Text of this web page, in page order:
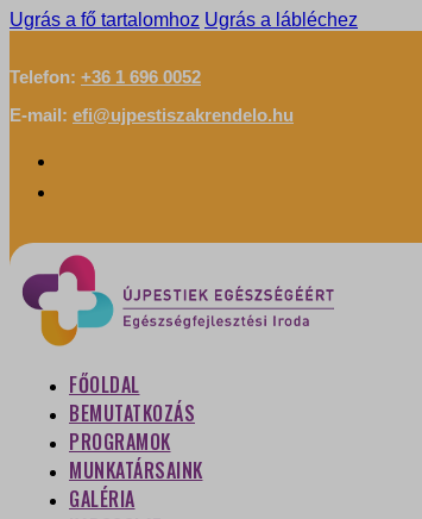
Ugrás a fő tartalomhoz Ugrás a lábléchez
Telefon: +36 1 696 0052
E-mail: efi@ujpestiszakrendelo.hu
FŐOLDAL
BEMUTATKOZÁS
PROGRAMOK
MUNKATÁRSAINK
GALÉRIA